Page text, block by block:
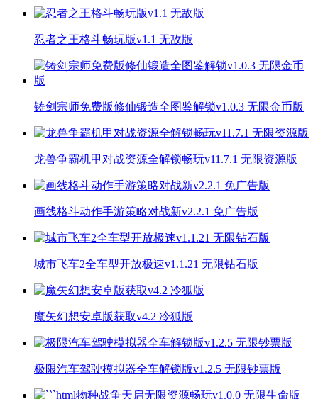
忍者之王格斗畅玩版v1.1 无敌版
铸剑宗师免费版修仙锻造全图鉴解锁v1.0.3 无限金币版
龙兽争霸机甲对战资源全解锁畅玩v11.7.1 无限资源版
画线格斗动作手游策略对战新v2.2.1 免广告版
城市飞车2全车型开放极速v1.1.21 无限钻石版
魔矢幻想安卓版获取v4.2 冷狐版
极限汽车驾驶模拟器全车解锁版v1.2.5 无限钞票版